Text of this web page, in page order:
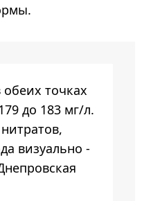
обеих точках
до 183 мг/л.
визуально -